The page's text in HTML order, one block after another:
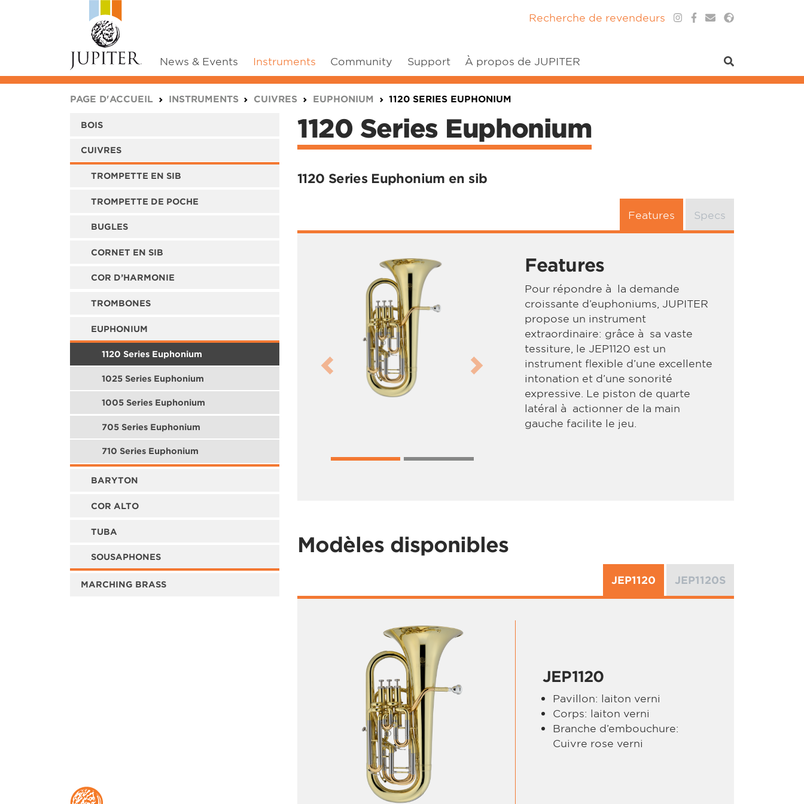
News & Events Instruments Community Support À propos de JUPITER
Recherche de revendeurs
PAGE D'ACCUEIL INSTRUMENTS CUIVRES EUPHONIUM 1120 SERIES EUPHONIUM
BOIS
CUIVRES
TROMPETTE EN SIB
TROMPETTE DE POCHE
BUGLES
CORNET EN SIB
COR D’HARMONIE
TROMBONES
EUPHONIUM
1120 Series Euphonium
1025 Series Euphonium
1005 Series Euphonium
705 Series Euphonium
710 Series Euphonium
BARYTON
COR ALTO
TUBA
SOUSAPHONES
MARCHING BRASS
1120 Series Euphonium
1120 Series Euphonium en sib
Features Specs
Features
Pour répondre à la demande
croissante d’euphoniums, JUPITER
propose un instrument
extraordinaire: grâce à sa vaste
tessiture, le JEP1120 est un
instrument flexible d’une excellente
intonation et d’une sonorité
expressive. Le piston de quarte
latéral à actionner de la main
gauche facilite le jeu.
Previous Next
Modèles disponibles
JEP1120 JEP1120S
JEP1120
Pavillon: laiton verni
Corps: laiton verni
Branche d’embouchure:
Cuivre rose verni